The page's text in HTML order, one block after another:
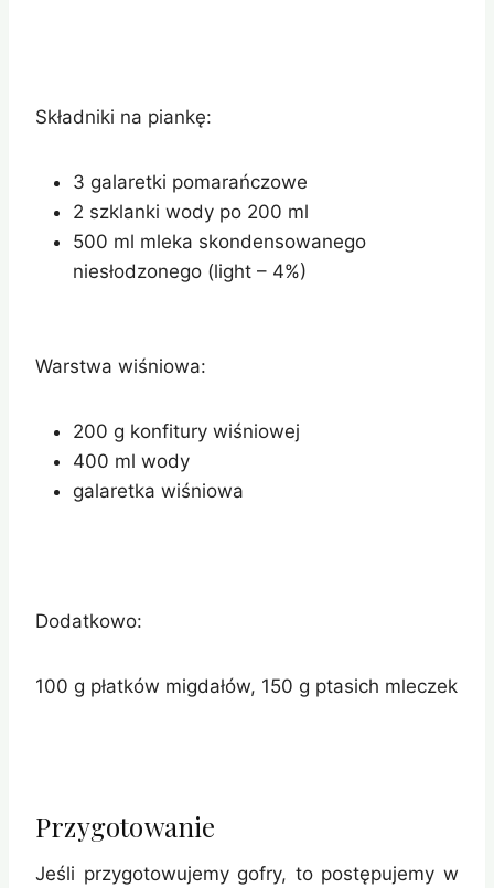
Składniki na piankę:
3 galaretki pomarańczowe
2 szklanki wody po 200 ml
500 ml mleka skondensowanego
niesłodzonego (light – 4%)
Warstwa wiśniowa:
200 g konfitury wiśniowej
400 ml wody
galaretka wiśniowa
Dodatkowo:
100 g płatków migdałów, 150 g ptasich mleczek
Przygotowanie
Jeśli przygotowujemy gofry, to postępujemy w